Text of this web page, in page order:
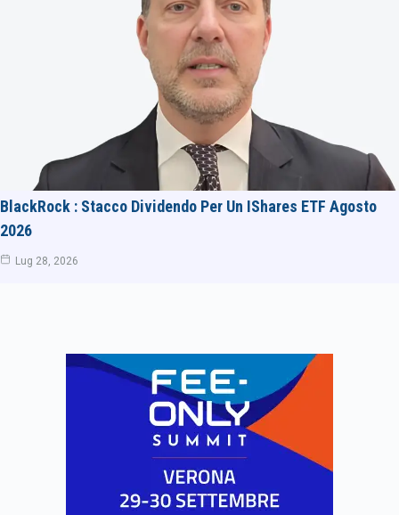
BlackRock : Stacco Dividendo Per Un IShares ETF Agosto
2026
Lug 28, 2026